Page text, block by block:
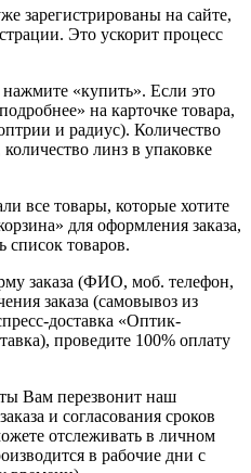
зарегистрированы на сайте,
Это ускорит процесс
«купить». Если это
на карточке товара,
и радиус). Количество
линз в упаковке
все товары, которые хотите
для оформления заказа,
список товаров.
заказа (ФИО, моб. телефон,
заказа (самовывоз из
доставка «Оптик-
проведите 100% оплату
Вам перезвонит наш
и согласования сроков
отслеживать в личном
в рабочие дни с